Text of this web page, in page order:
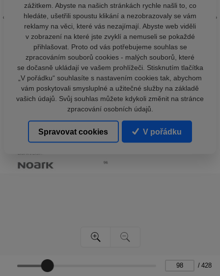
/ 428
zážitkem. Abyste na našich stránkách rychle našli to, co
hledáte, ušetřili spoustu klikání a nezobrazovaly se vám
reklamy na věci, které vás nezajímají. Abyste web viděli
v zobrazení na které jste zvyklí a nemuseli se pokaždé
přihlašovat. Proto od vás potřebujeme souhlas se
zpracováním souborů cookies - malých souborů, které
se dočasně ukládají ve vašem prohlížeči. Stisknutím tlačítka
„V pořádku“ souhlasíte s nastavením cookies tak, abychom
vám poskytovali smysluplné a užitečné služby na základě
vašich údajů. Svůj souhlas můžete kdykoli změnit na stránce
zpracování osobních údajů.
Spravovat cookies V pořádku